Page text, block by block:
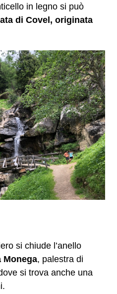
in legno si può
di Covel, originata
si chiude l’anello
Monega, palestra di
si trova anche una